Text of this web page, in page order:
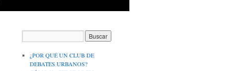
¿POR QUÉ UN CLUB DE
DEBATES URBANOS?